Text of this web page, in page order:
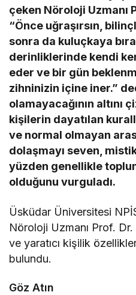
çeken Nöroloji Uzmanı
“Önce uğraşırsın,
sonra da kuluçkaya
derinliklerinde kendi
eder ve bir gün
zihninizin içine iner.”
olamayacağının altını
kişilerin dayatılan
ve normal olmayan
dolaşmayı seven,
yüzden genellikle
olduğunu vurguladı.
Üsküdar Üniversitesi
Nöroloji Uzmanı Prof. Dr.
ve yaratıcı kişilik
bulundu.
Göz Atın